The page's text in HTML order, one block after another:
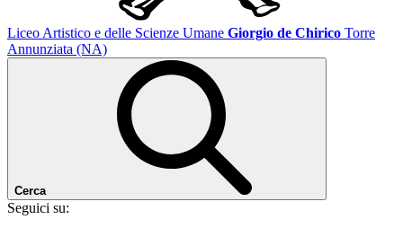
Liceo Artistico e delle Scienze Umane Giorgio de Chirico Torre
Annunziata (NA)
Cerca
Seguici su: